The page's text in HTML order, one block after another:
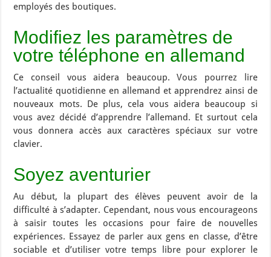
employés des boutiques.
Modifiez les paramètres de
votre téléphone en allemand
Ce conseil vous aidera beaucoup. Vous pourrez lire
l’actualité quotidienne en allemand et apprendrez ainsi de
nouveaux mots. De plus, cela vous aidera beaucoup si
vous avez décidé d’apprendre l’allemand. Et surtout cela
vous donnera accès aux caractères spéciaux sur votre
clavier.
Soyez aventurier
Au début, la plupart des élèves peuvent avoir de la
difficulté à s’adapter. Cependant, nous vous encourageons
à saisir toutes les occasions pour faire de nouvelles
expériences. Essayez de parler aux gens en classe, d’être
sociable et d’utiliser votre temps libre pour explorer le